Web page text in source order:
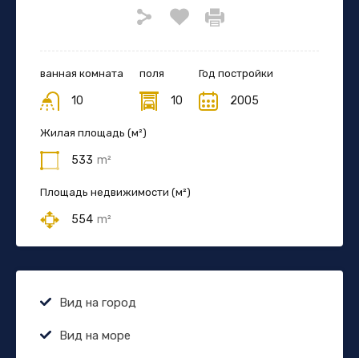
ванная комната
10
поля
10
Год постройки
2005
Жилая площадь (м²)
533 m²
Площадь недвижимости (м²)
554 m²
Вид на город
Вид на море